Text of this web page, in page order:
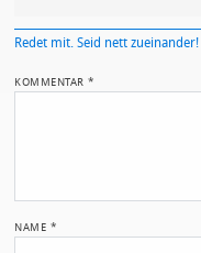
Redet mit. Seid nett zueinander!
KOMMENTAR*
NAME *